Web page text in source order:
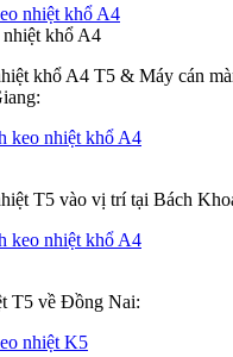
khổ A4
khổ A4 T5 & Máy cán
T5 vào vị trí tại Bách
T5 về Đồng Nai: